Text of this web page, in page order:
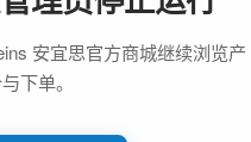
安宜思官方商城继续浏览产
下单。